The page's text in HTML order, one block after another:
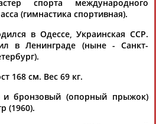
ПОРТНОЙ"
уникальных документов
года-2022" - Даниил
Фомина; легенды "Динамо"
Урин и другие. Вел церемонию
спорта международного
(гимнастика спортивная).
в Одессе, Украинская ССР.
в Ленинграде (ныне - Санкт-
168 см. Вес 69 кг.
и бронзовый (опорный прыжок)
(1960).